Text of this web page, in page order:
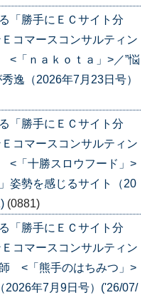
「勝手にＥＣサイト分
コマースコンサルティン
「ｎａｋｏｔａ」>／”悩
逸（2026年7月23日号）
「勝手にＥＣサイト分
コマースコンサルティン
「十勝スロウフード」>
姿勢を感じるサイト（20
(0881)
「勝手にＥＣサイト分
コマースコンサルティン
<「熊手のはちみつ」>
2026年7月9日号）('26/07/